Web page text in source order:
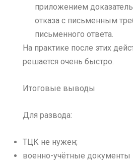
приложением
отказа с письменным
письменного ответа.
На практике после этих
решается очень быстро.
Итоговые выводы
Для развода:
ТЦК не нужен;
военно-учётные документы